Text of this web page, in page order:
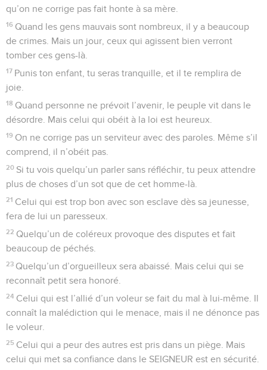
qu’on ne corrige pas fait honte à sa mère.
16 Quand les gens mauvais sont nombreux, il y a beaucoup
de crimes. Mais un jour, ceux qui agissent bien verront
tomber ces gens-là.
17 Punis ton enfant, tu seras tranquille, et il te remplira de
joie.
18 Quand personne ne prévoit l’avenir, le peuple vit dans le
désordre. Mais celui qui obéit à la loi est heureux.
19 On ne corrige pas un serviteur avec des paroles. Même s’il
comprend, il n’obéit pas.
20 Si tu vois quelqu’un parler sans réfléchir, tu peux attendre
plus de choses d’un sot que de cet homme-là.
21 Celui qui est trop bon avec son esclave dès sa jeunesse,
fera de lui un paresseux.
22 Quelqu’un de coléreux provoque des disputes et fait
beaucoup de péchés.
23 Quelqu’un d’orgueilleux sera abaissé. Mais celui qui se
reconnaît petit sera honoré.
24 Celui qui est l’allié d’un voleur se fait du mal à lui-même. Il
connaît la malédiction qui le menace, mais il ne dénonce pas
le voleur.
25 Celui qui a peur des autres est pris dans un piège. Mais
celui qui met sa confiance dans le SEIGNEUR est en sécurité.